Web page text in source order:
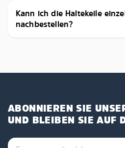
Kann ich die Haltekeile
nachbestellen?
ABONNIEREN SIE
UND BLEIBEN SIE AUF